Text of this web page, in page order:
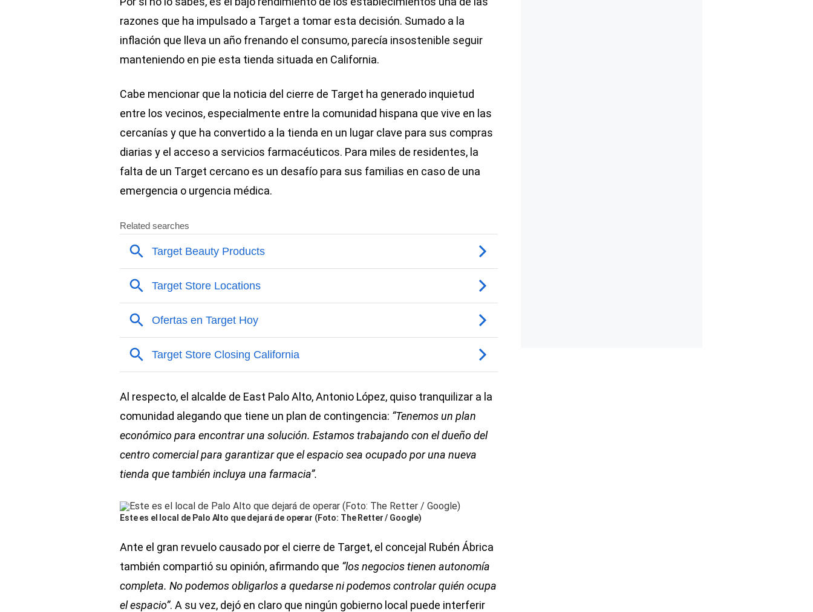
razones que ha impulsado a Target a tomar esta decisión. Sumado a la
inflación que lleva un año frenando el consumo, parecía insostenible seguir
manteniendo en pie esta tienda situada en California.
Cabe mencionar que la noticia del cierre de Target ha generado inquietud
entre los vecinos, especialmente entre la comunidad hispana que vive en las
cercanías y que ha convertido a la tienda en un lugar clave para sus compras
diarias y el acceso a servicios farmacéuticos. Para miles de residentes, la
falta de un Target cercano es un desafío para sus familias en caso de una
emergencia o urgencia médica.
Al respecto, el alcalde de East Palo Alto, Antonio López, quiso tranquilizar a la
comunidad alegando que tiene un plan de contingencia: “Tenemos un plan
económico para encontrar una solución. Estamos trabajando con el dueño del
centro comercial para garantizar que el espacio sea ocupado por una nueva
tienda que también incluya una farmacia”.
Este es el local de Palo Alto que dejará de operar (Foto: The Retter / Google)
Ante el gran revuelo causado por el cierre de Target, el concejal Rubén Ábrica
también compartió su opinión, afirmando que “los negocios tienen autonomía
completa. No podemos obligarlos a quedarse ni podemos controlar quién ocupa
el espacio”. A su vez, dejó en claro que ningún gobierno local puede interferir